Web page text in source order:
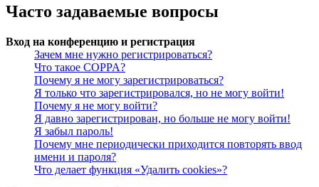
Часто задаваемые вопросы
Вход на конференцию и регистрация
Зачем мне нужно регистрироваться?
Что такое COPPA?
Почему я не могу зарегистрироваться?
Я только что зарегистрировался, но не могу войти!
Почему я не могу войти?
Я давно зарегистрирован, но больше не могу войти!
Я забыл пароль!
Почему мне периодически приходится повторять ввод
имени и пароля?
Что делает функция «Удалить cookies»?